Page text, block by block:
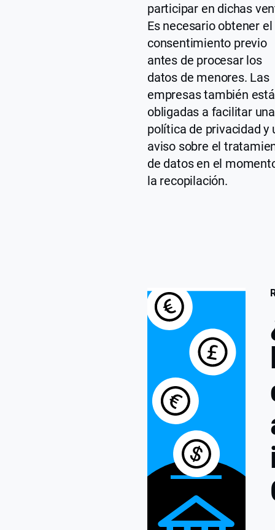
participar en dichas
Es necesario obtener el
consentimiento previo
antes de procesar los
datos de menores. Las
empresas también
obligadas a facilitar una
política de privacidad y
aviso sobre el
de datos en el
la recopilación.